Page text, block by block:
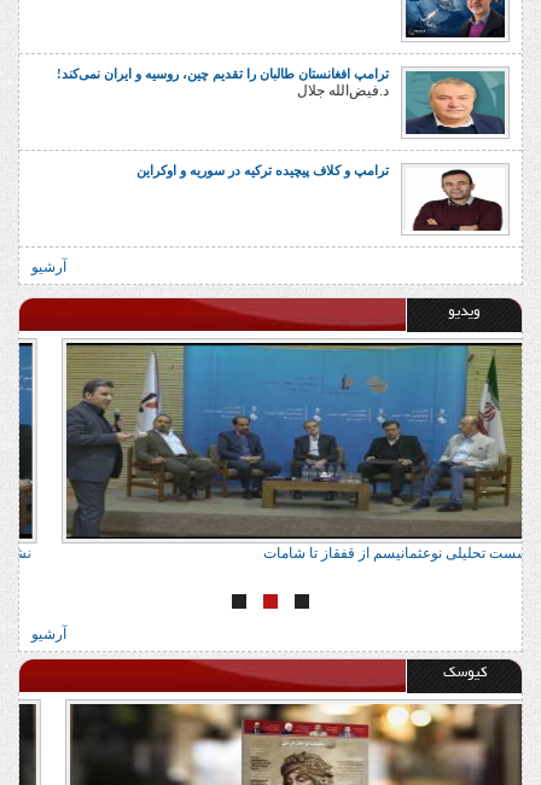
ترامپ افغانستان طالبان را تقدیم چین، روسیه و ایران نمی‌کند!
د.فیض‌الله جلال
ترامپ و کلاف پیچیده ترکیه در سوریه و اوکراین
آرشیو
ویدیو
نشست تحلیلی نوعثمانیسم از قفقاز تا شامات
آرشیو
کیوسک